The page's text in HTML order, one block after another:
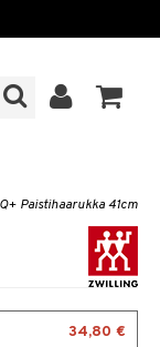
Paistihaarukka 41cm
34,80 €